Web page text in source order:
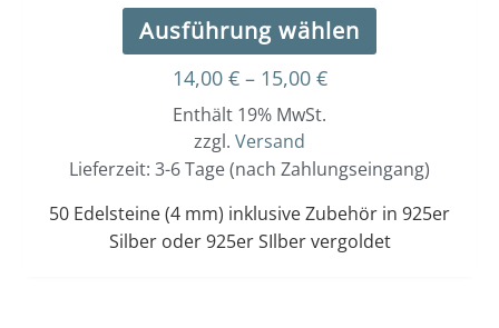
Ausführung wählen
14,00 € – 15,00 €
Enthält 19% MwSt.
zzgl. Versand
Lieferzeit: 3-6 Tage (nach Zahlungseingang)
50 Edelsteine (4 mm) inklusive Zubehör in 925er
Silber oder 925er SIlber vergoldet